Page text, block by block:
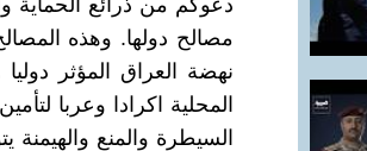
دعوكم من ذرائع الحماية
مصالح دولها. وهذه
نهضة العراق المؤثر
المحلية اكرادا وعربا
السيطرة والمنع